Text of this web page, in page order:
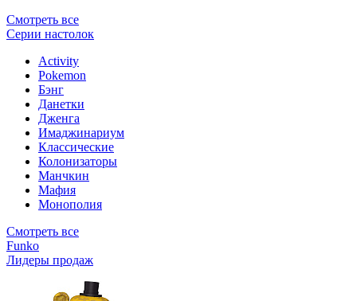
Смотреть все
Серии настолок
Activity
Pokemon
Бэнг
Данетки
Дженга
Имаджинариум
Классические
Колонизаторы
Манчкин
Мафия
Монополия
Смотреть все
Funko
Лидеры продаж